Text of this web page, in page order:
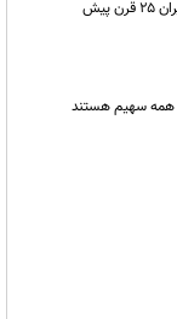
همه سهیم هستند